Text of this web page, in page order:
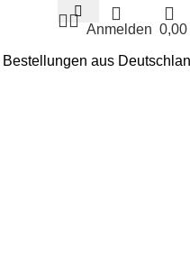
Anmelden 0,00
aus